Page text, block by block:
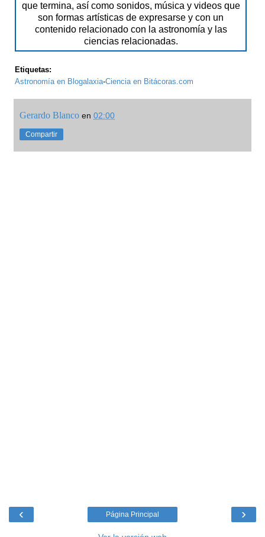
que termina, así como sonidos, música y videos que
son formas artísticas de expresarse y con un
contenido relacionado con la astronomía y las
ciencias relacionadas.
Etiquetas:
Astronomía en Blogalaxia-Ciencia en Bitácoras.com
Gerardo Blanco en 02:00
Compartir
‹ ›
Página Principal